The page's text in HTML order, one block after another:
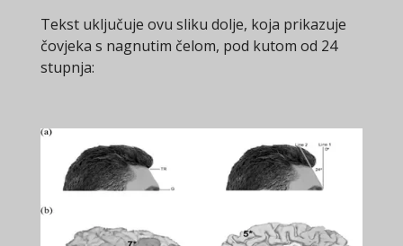
Tekst uključuje ovu sliku dolje, koja prikazuje
čovjeka s nagnutim čelom, pod kutom od 24
stupnja: